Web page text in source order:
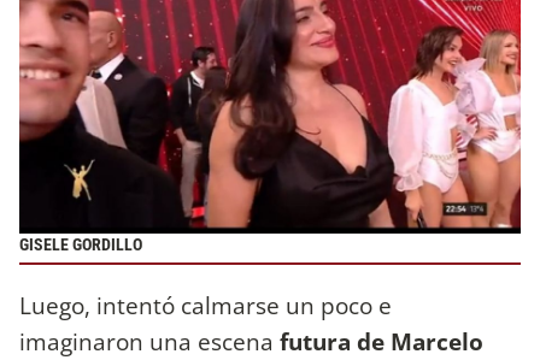
GISELE GORDILLO
Luego, intentó calmarse un poco e
imaginaron una escena futura de Marcelo